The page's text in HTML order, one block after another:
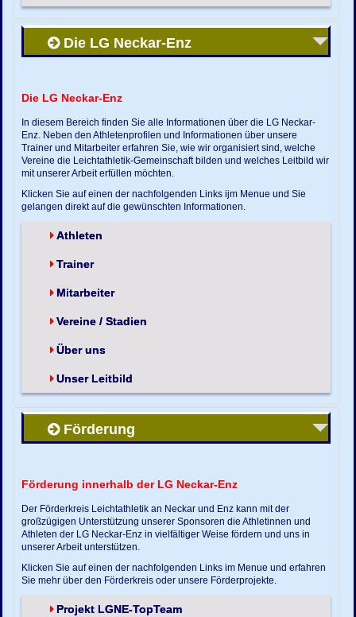
Die LG Neckar-Enz
Die LG Neckar-Enz
In diesem Bereich finden Sie alle Informationen über die LG Neckar-
Enz. Neben den Athletenprofilen und Informationen über unsere
Trainer und Mitarbeiter erfahren Sie, wie wir organisiert sind, welche
Vereine die Leichtathletik-Gemeinschaft bilden und welches Leitbild wir
mit unserer Arbeit erfüllen möchten.
Klicken Sie auf einen der nachfolgenden Links ijm Menue und Sie
gelangen direkt auf die gewünschten Informationen.
Athleten
Trainer
Mitarbeiter
Vereine / Stadien
Über uns
Unser Leitbild
Förderung
Förderung innerhalb der LG Neckar-Enz
Der Förderkreis Leichtathletik an Neckar und Enz kann mit der
großzügigen Unterstützung unserer Sponsoren die Athletinnen und
Athleten der LG Neckar-Enz in vielfältiger Weise fördern und uns in
unserer Arbeit unterstützen.
Klicken Sie auf einen der nachfolgenden Links im Menue und erfahren
Sie mehr über den Förderkreis oder unsere Förderprojekte.
Projekt LGNE-TopTeam